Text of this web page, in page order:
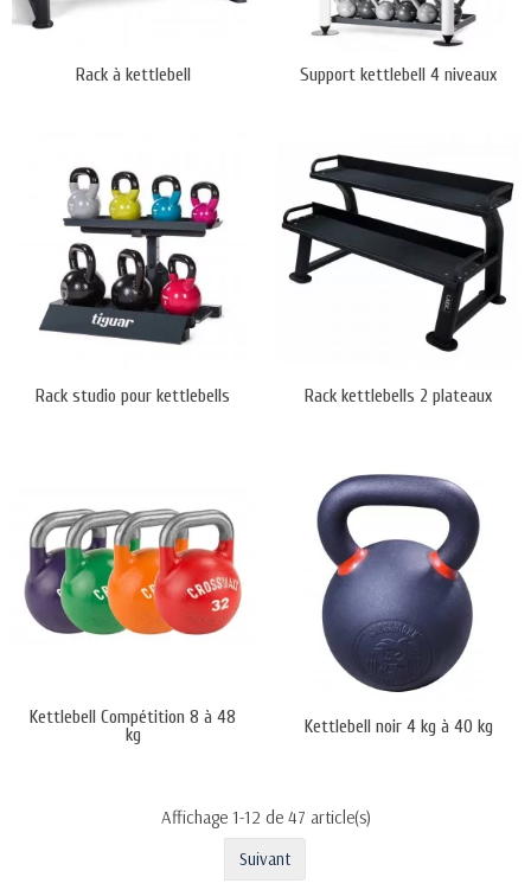
Rack à kettlebell Support kettlebell 4 niveaux
Rack studio pour kettlebells Rack kettlebells 2 plateaux
Kettlebell Compétition 8 à 48
kg
Kettlebell noir 4 kg à 40 kg
Affichage 1-12 de 47 article(s)
Suivant